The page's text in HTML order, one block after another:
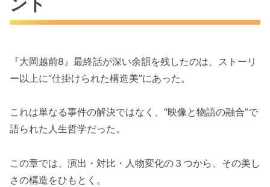
『大岡越前8』最終話が深い余韻を残したのは、ストーリ
ー以上に“仕掛けられた構造美”にあった。
これは単なる事件の解決ではなく、“映像と物語の融合”で
語られた人生哲学だった。
この章では、演出・対比・人物変化の３つから、その美し
さの構造をひもとく。